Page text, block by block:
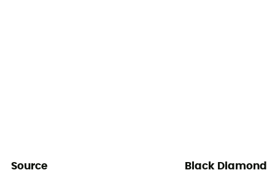
Source Black Diamond